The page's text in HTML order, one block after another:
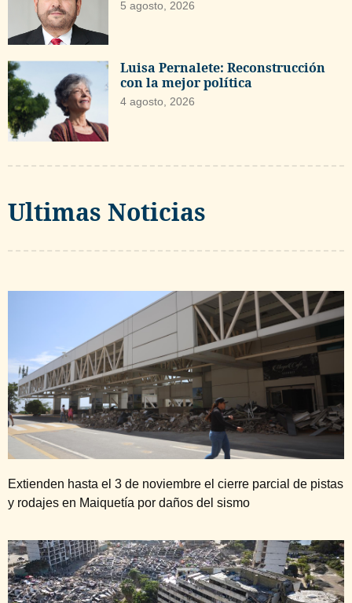
5 agosto, 2026
Luisa Pernalete: Reconstrucción
con la mejor política
4 agosto, 2026
Ultimas Noticias
Extienden hasta el 3 de noviembre el cierre parcial de pistas
y rodajes en Maiquetía por daños del sismo